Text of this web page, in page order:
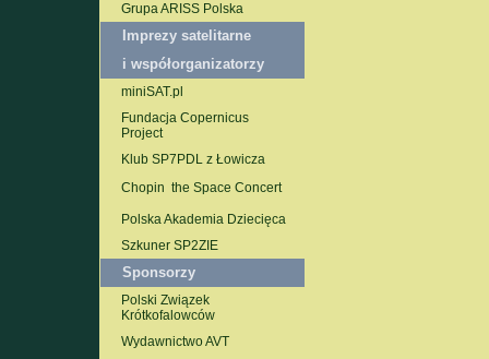
Grupa ARISS Polska
Imprezy satelitarne
i współorganizatorzy
miniSAT.pl
Fundacja Copernicus
Project
Klub SP7PDL z Łowicza
Chopin  the Space Concert
Polska Akademia Dziecięca
Szkuner SP2ZIE
Sponsorzy
Polski Związek
Krótkofalowców
Wydawnictwo AVT